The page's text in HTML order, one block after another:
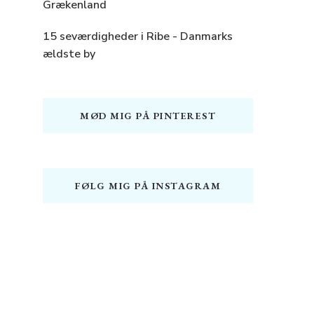
Grækenland
15 seværdigheder i Ribe - Danmarks
ældste by
MØD MIG PÅ PINTEREST
FØLG MIG PÅ INSTAGRAM